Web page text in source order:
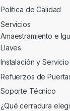
Politica de Calidad
Servicios
Amaestramiento e
Llaves
Instalación y
Refuerzos de
Soporte Técnico
¿Qué cerradura